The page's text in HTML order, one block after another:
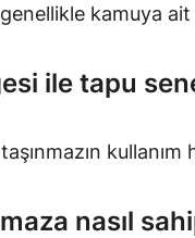
kamuya ait
ile tapu
nasıl